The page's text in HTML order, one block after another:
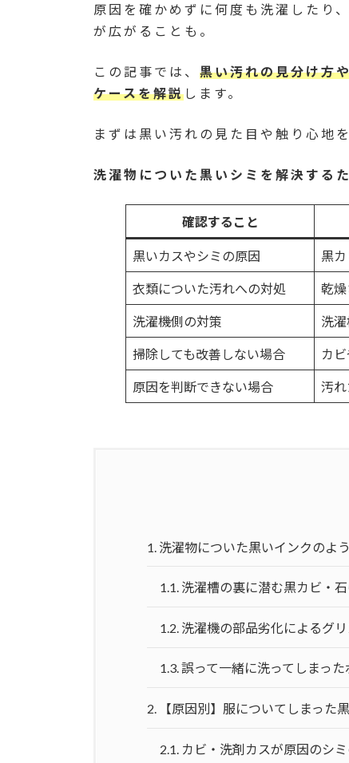
原因を確かめずに何度も洗濯したり
が広がることも。
この記事では、 黒い汚れの見分け方
ケースを解説します。
まずは黒い汚れの見た目や触り心地
洗濯物についた黒いシミを解決する
確認すること
黒いカスやシミの原因 黒
衣類についた汚れへの対処 乾燥
洗濯機側の対策 洗
掃除しても改善しない場合 カ
原因を判断できない場合 汚れ
1. 洗濯物についた黒いインクのよ
1.1. 洗濯槽の裏に潜む黒カビ・
1.2. 洗濯機の部品劣化によるグ
1.3.誤って一緒に洗ってしまっ
2. 【原因別】服についてしまった
2.1. カビ・洗剤カスが原因のシ